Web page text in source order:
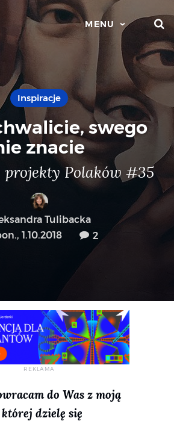
MENU
Inspiracje
swego
znacie
Polaków #35
Tulibacka
1.10.2018
2
do Was z moją
dzielę się